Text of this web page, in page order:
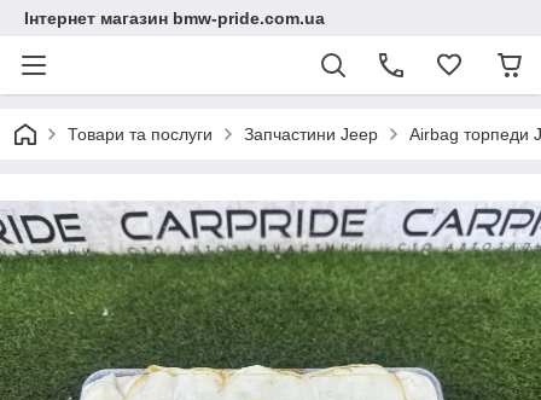
Інтернет магазин bmw-pride.com.ua
Товари та послуги Запчастини Jeep Airbag торпеди